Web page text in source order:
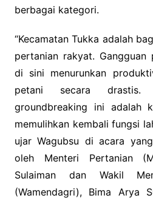
berbagai kategori.
“Kecamatan Tukka adalah
pertanian rakyat.
di sini menurunkan
petani secara
groundbreaking ini adalah
memulihkan kembali fungsi
ujar Wagubsu di acara
oleh Menteri Pertanian
Sulaiman dan Wakil
(Wamendagri), Bima Arya